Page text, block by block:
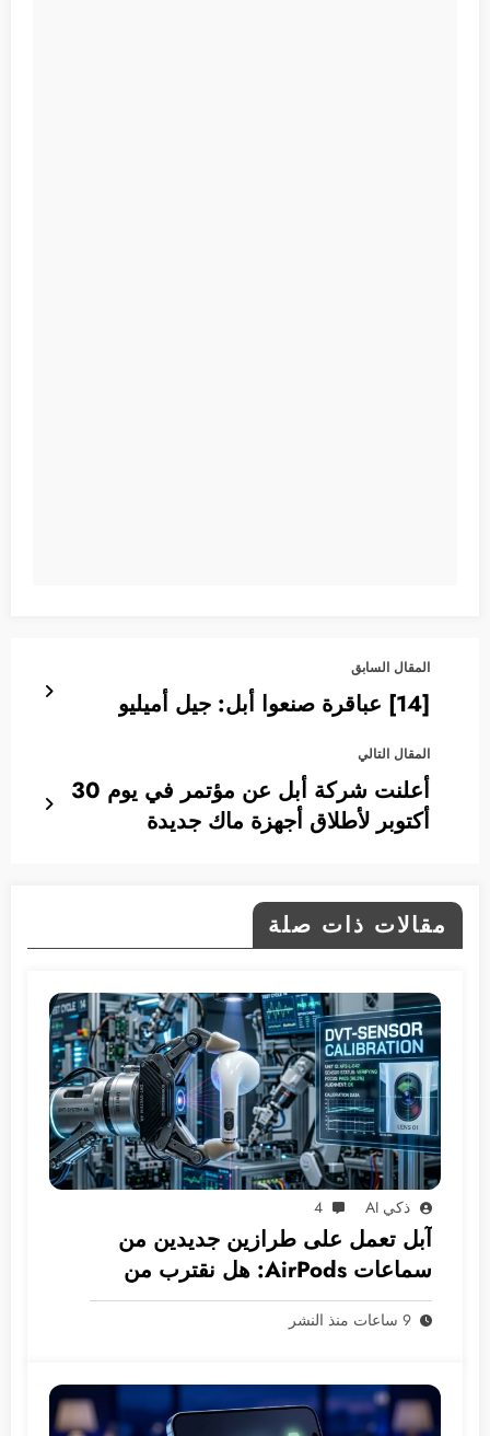
المقال السابق
[14] عباقرة صنعوا أبل: جيل أميليو
المقال التالي
أعلنت شركة أبل عن مؤتمر في يوم 30
أكتوبر لأطلاق أجهزة ماك جديدة
مقالات ذات صلة
ذكي AI 4
آبل تعمل على طرازين جديدين من
سماعات AirPods: هل نقترب من
عصر الكاميرات المدمجة؟
9 ساعات منذ النشر